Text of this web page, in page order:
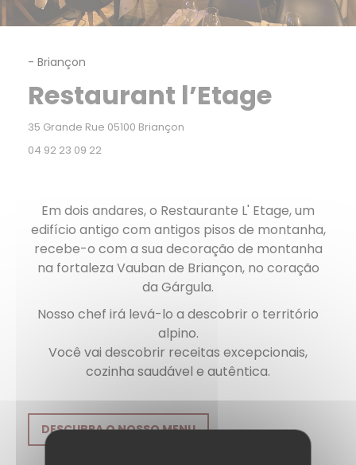
- Briançon
Restaurant l’Etage
35 Grande Rue 05100 Briançon
04 92 23 09 22
Em dois andares, o Restaurante L' Etage, um
edifício antigo com antigos pisos de montanha,
recebe-o com a sua decoração de montanha
na fortaleza Vauban de Briançon, no coração
da Gárgula.
Nosso chef irá levá-lo a descobrir o território
alpino.
Você vai descobrir receitas excepcionais,
cozinha saudável e autêntica.
DESCUBRA O NOSSO MENU